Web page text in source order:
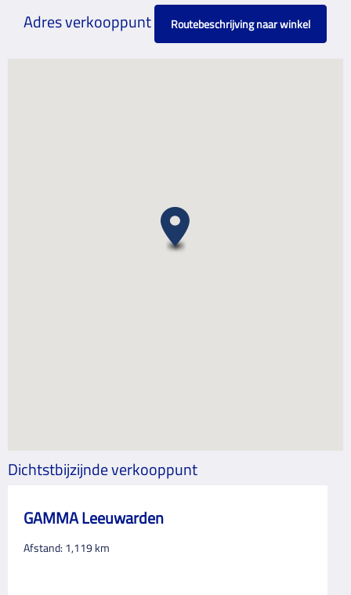
Adres verkooppunt Routebeschrijving naar winkel
Dichtstbijzijnde verkooppunt
GAMMA Leeuwarden
Afstand: 1,119km